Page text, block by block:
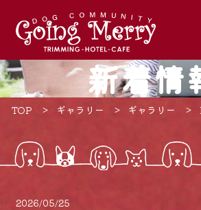
新着情
TOP ギャラリー ギャラリー
2026/05/25